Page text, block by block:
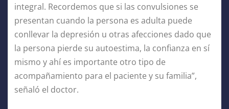
integral. Recordemos que si las convulsiones se
presentan cuando la persona es adulta puede
conllevar la depresión u otras afecciones dado que
la persona pierde su autoestima, la confianza en sí
mismo y ahí es importante otro tipo de
acompañamiento para el paciente y su familia”,
señaló el doctor.